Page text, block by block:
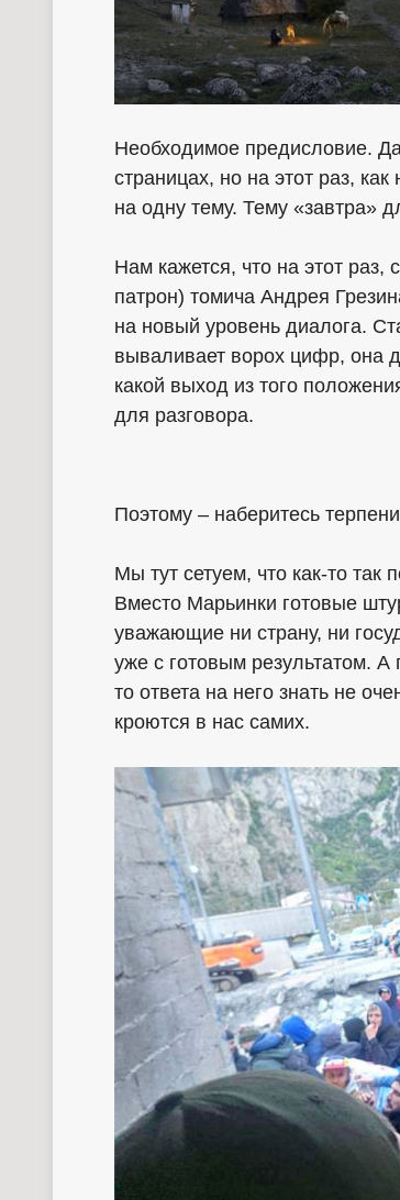
Необходимое предисловие.
страницах, но на этот раз,
на одну тему. Тему «завтра»
Нам кажется, что на этот
патрон) томича Андрея
на новый уровень диалога.
вываливает ворох цифр, она
какой выход из того
для разговора.
Поэтому – наберитесь
Мы тут сетуем, что как-то так
Вместо Марьинки готовые
уважающие ни страну, ни
уже с готовым результатом. А
то ответа на него знать не
кроются в нас самих.